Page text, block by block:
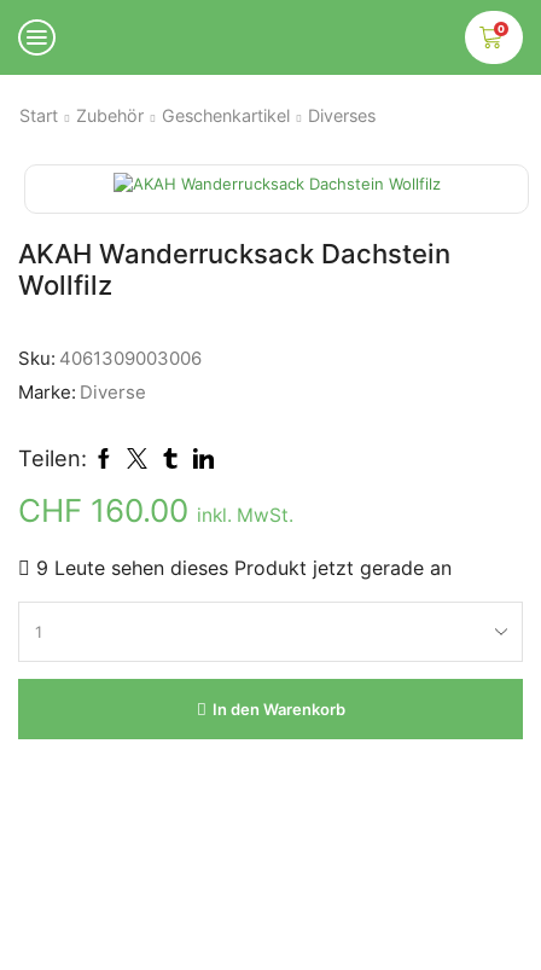
0
Start Zubehör Geschenkartikel Diverses
AKAH Wanderrucksack Dachstein
Wollfilz
Sku: 4061309003006
Marke: Diverse
Teilen:
CHF 160.00 inkl. MwSt.
9 Leute sehen dieses Produkt jetzt gerade an
In den Warenkorb